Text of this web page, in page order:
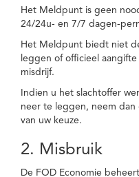
Het Meldpunt is geen
24/24u- en 7/7 dagen-
Het Meldpunt biedt niet
leggen of officieel
misdrijf.
Indien u het slachtoffer
neer te leggen, neem
van uw keuze.
2. Misbruik
De FOD Economie